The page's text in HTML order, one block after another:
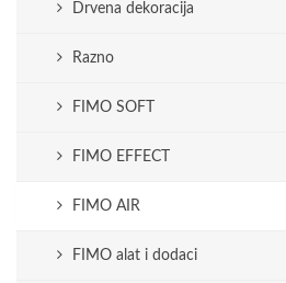
Drvena dekoracija
Razno
FIMO SOFT
FIMO EFFECT
FIMO AIR
FIMO alat i dodaci